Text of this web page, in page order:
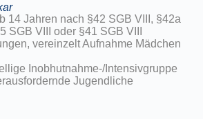
14 Jahren nach §42 SGB VIII, §42a
SGB VIII oder §41 SGB VIII
vereinzelt Aufnahme Mädchen
Inobhutnahme-/Intensivgruppe
Jugendliche